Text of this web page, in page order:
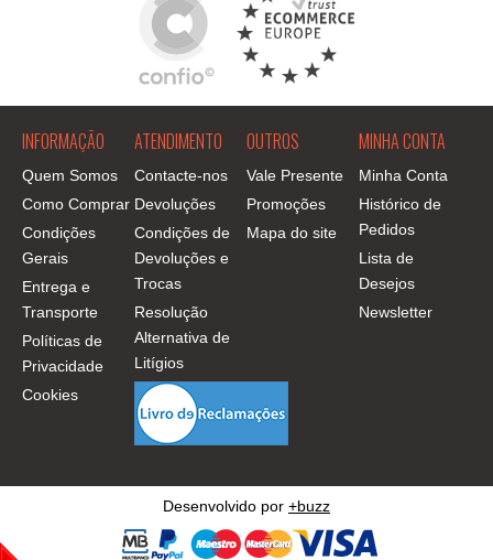
INFORMAÇÃO
Quem Somos
Como Comprar
Condições
Gerais
Entrega e
Transporte
Políticas de
Privacidade
Cookies
ATENDIMENTO
Contacte-nos
Devoluções
Condições de
Devoluções e
Trocas
Resolução
Alternativa de
Litígios
OUTROS
Vale Presente
Promoções
Mapa do site
MINHA CONTA
Minha Conta
Histórico de
Pedidos
Lista de
Desejos
Newsletter
Desenvolvido por +buzz